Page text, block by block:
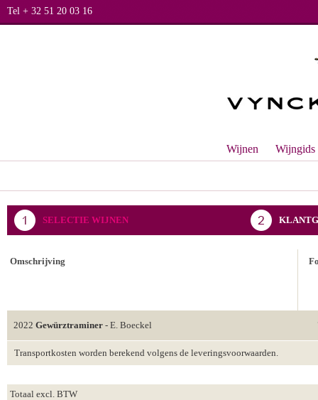
Tel + 32 51 20 03 16
Wijnen Wijngids
SELECTIE WIJNEN
Omschrijving
2022 Gewürztraminer - E. Boeckel
Transportkosten worden berekend volgens de leveringsvoorwaarden.
Totaal excl. BTW